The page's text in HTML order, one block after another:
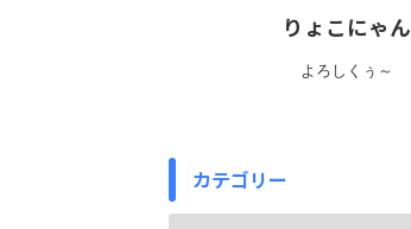
りょこにゃん
よろしくぅ～
カテゴリー